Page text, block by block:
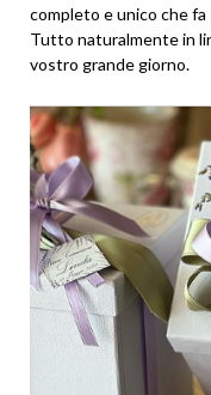
completo e unico che
Tutto naturalmente in
vostro grande giorno.